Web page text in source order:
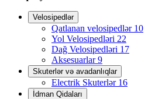
Velosipedlər
Qatlanan velosipedlər 10
Yol Velosipedləri 22
Dağ Velosipedləri 17
Aksesuarlar 9
Skuterlər və avadanlıqlar
Electrik Skuterlər 16
İdman Qidaları